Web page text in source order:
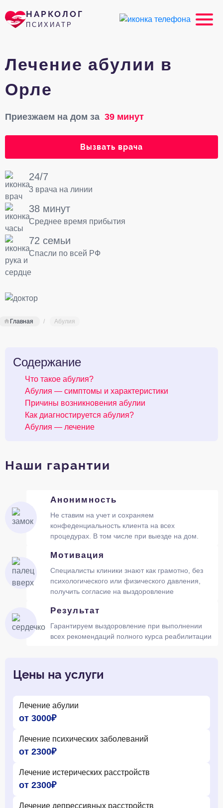
НАРКОЛОГ
ПСИХИАТР
Лечение абулии в
Орле
Приезжаем на дом за 39 минут
Вызвать врача
24/7
3 врача на линии
38 минут
Среднее время прибытия
72 семьи
Спасли по всей РФ
Главная Абулия
Содержание
Что такое абулия?
Абулия — симптомы и характеристики
Причины возникновения абулии
Как диагностируется абулия?
Абулия — лечение
Наши гарантии
Анонимность
Не ставим на учет и сохраняем
конфеденциальность клиента на всех
процедурах. В том числе при выезде на дом.
Мотивация
Специалисты клиники знают как грамотно, без
психологического или физического давления,
получить согласие на выздоровление
Результат
Гарантируем выздоровление при выполнении
всех рекомендаций полного курса реабилитации
Цены на услуги
Лечение абулии
от 3000₽
Лечение психических заболеваний
от 2300₽
Лечение истерических расстройств
от 2300₽
Лечение депрессивных расстройств